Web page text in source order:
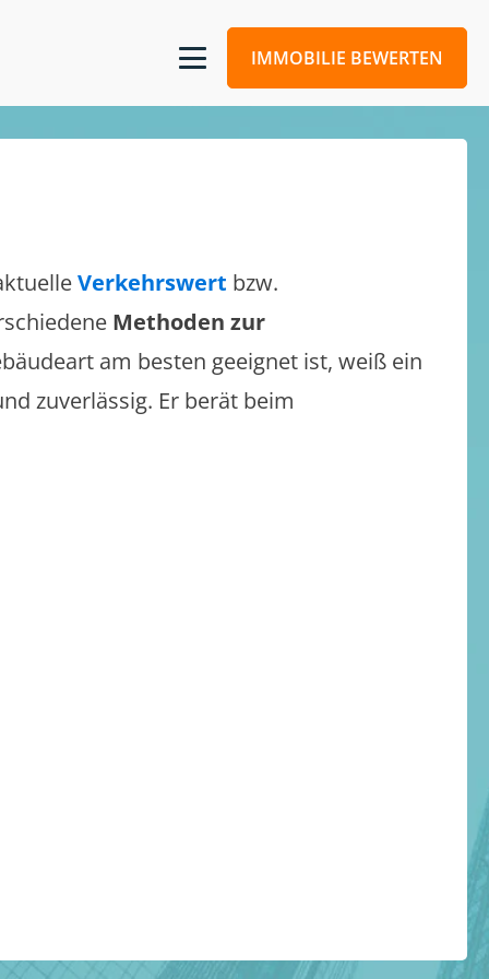
IMMOBILIE BEWERTEN
Verkehrswert bzw.
Methoden zur
am besten geeignet ist, weiß ein
zuverlässig. Er berät beim